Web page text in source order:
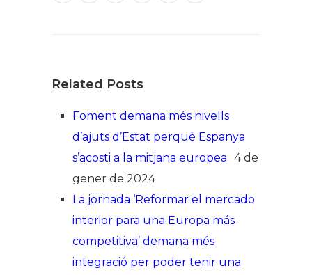
Related Posts
Foment demana més nivells
d’ajuts d’Estat perquè Espanya
s’acosti a la mitjana europea 4 de
gener de 2024
La jornada ‘Reformar el mercado
interior para una Europa más
competitiva’ demana més
integració per poder tenir una